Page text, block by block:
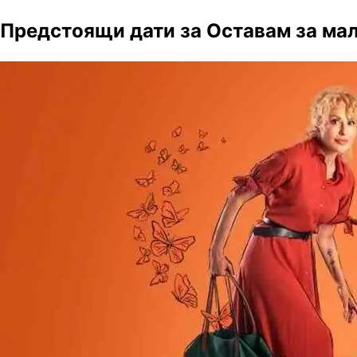
Предстоящи дати за Оставам за